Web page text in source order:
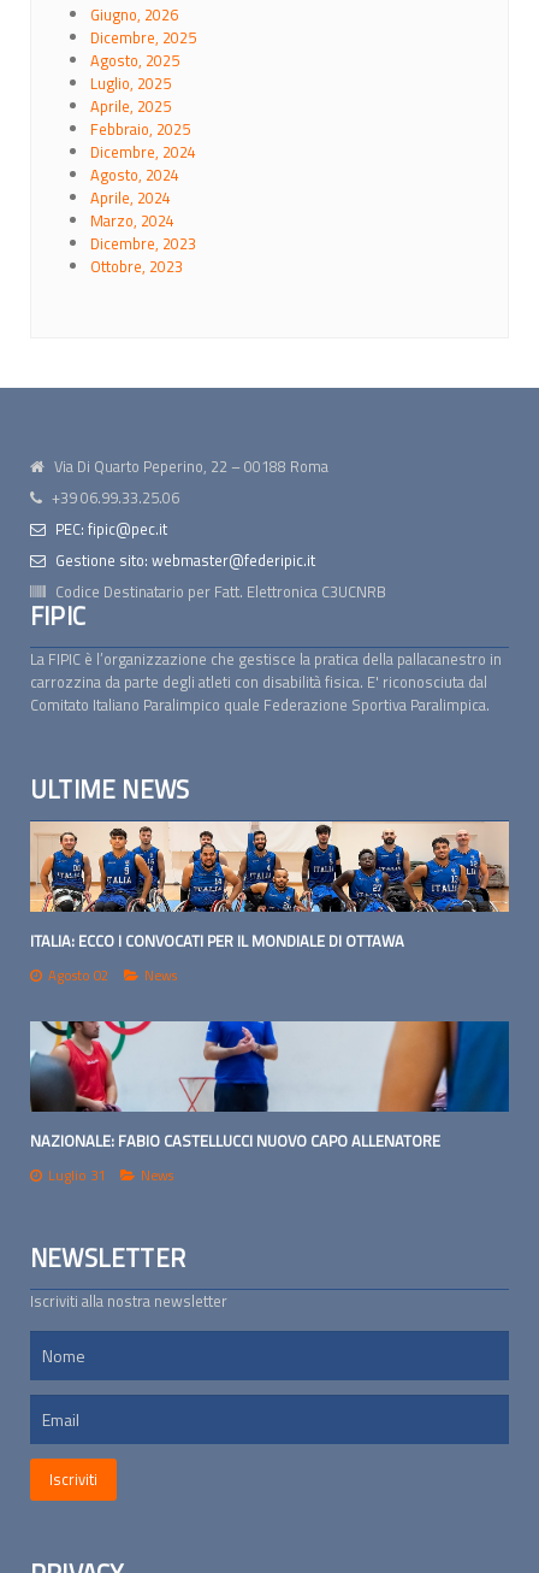
Giugno, 2026
Dicembre, 2025
Agosto, 2025
Luglio, 2025
Aprile, 2025
Febbraio, 2025
Dicembre, 2024
Agosto, 2024
Aprile, 2024
Marzo, 2024
Dicembre, 2023
Ottobre, 2023
Via Di Quarto Peperino, 22 – 00188 Roma
+39 06.99.33.25.06
PEC: fipic@pec.it
Gestione sito: webmaster@federipic.it
Codice Destinatario per Fatt. Elettronica C3UCNRB
FIPIC
La FIPIC è l’organizzazione che gestisce la pratica della pallacanestro in
carrozzina da parte degli atleti con disabilità fisica. E' riconosciuta dal
Comitato Italiano Paralimpico quale Federazione Sportiva Paralimpica.
ULTIME NEWS
ITALIA: ECCO I CONVOCATI PER IL MONDIALE DI OTTAWA
Agosto 02 News
NAZIONALE: FABIO CASTELLUCCI NUOVO CAPO ALLENATORE
Luglio 31 News
NEWSLETTER
Iscriviti alla nostra newsletter